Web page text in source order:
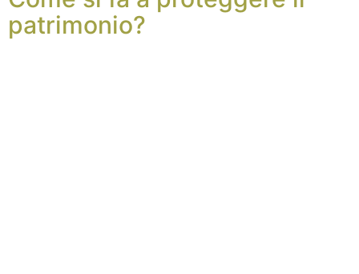
patrimonio?